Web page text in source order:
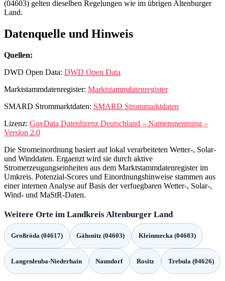
(04603) gelten dieselben Regelungen wie im übrigen Altenburger
Land.
Datenquelle und Hinweis
Quellen:
DWD Open Data: DWD Open Data
Marktstammdatenregister: Marktstammdatenregister
SMARD Strommarktdaten: SMARD Strommarktdaten
Lizenz: GovData Datenlizenz Deutschland – Namensnennung –
Version 2.0
Die Stromeinordnung basiert auf lokal verarbeiteten Wetter-, Solar-
und Winddaten. Ergaenzt wird sie durch aktive
Stromerzeugungseinheiten aus dem Marktstammdatenregister im
Umkreis. Potenzial-Scores und Einordnungshinweise stammen aus
einer internen Analyse auf Basis der verfuegbaren Wetter-, Solar-,
Wind- und MaStR-Daten.
Weitere Orte im Landkreis Altenburger Land
Großröda (04617) Gähsnitz (04603) Kleinmecka (04603)
Langenleuba-Niederhain Naundorf Rositz Trebula (04626)